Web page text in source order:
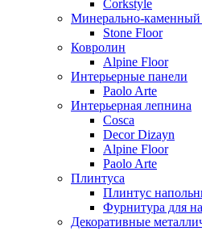
Corkstyle
Минерально-каменный
Stone Floor
Ковролин
Alpine Floor
Интерьерные панели
Paolo Arte
Интерьерная лепнина
Cosca
Decor Dizayn
Alpine Floor
Paolo Arte
Плинтуса
Плинтус
Фурнитура для
Декоративные